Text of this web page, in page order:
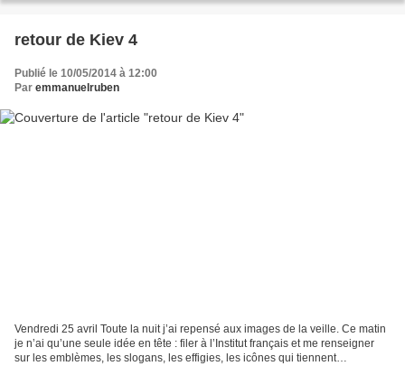
retour de Kiev 4
Publié le 10/05/2014 à 12:00
Par emmanuelruben
Vendredi 25 avril Toute la nuit j’ai repensé aux images de la veille. Ce matin
je n’ai qu’une seule idée en tête : filer à l’Institut français et me renseigner
sur les emblèmes, les slogans, les effigies, les icônes qui tiennent